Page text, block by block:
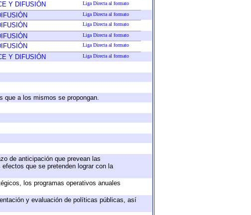
Y DIFUSIÓN Liga Directa al formato
Liga Directa al formato
Liga Directa al formato
Liga Directa al formato
Liga Directa al formato
Y DIFUSIÓN Liga Directa al formato
que a los mismos se propongan.
de anticipación que prevean las
que se pretenden lograr con la
los programas operativos anuales
y evaluación de políticas públicas, así